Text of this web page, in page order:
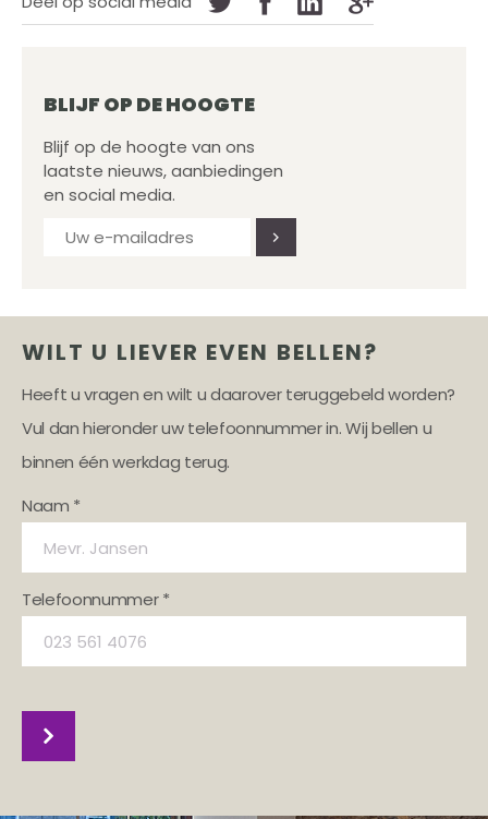
BLIJF OP DE HOOGTE
Blijf op de hoogte van ons
laatste nieuws, aanbiedingen
en social media.
WILT U LIEVER EVEN BELLEN?
Heeft u vragen en wilt u daarover teruggebeld worden?
Vul dan hieronder uw telefoonnummer in. Wij bellen u
binnen één werkdag terug.
Naam *
Telefoonnummer *